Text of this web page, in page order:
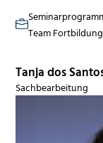
Team Fortbildung
Tanja dos
Sachbearbeitung